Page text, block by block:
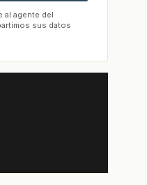
al agente del
sus datos